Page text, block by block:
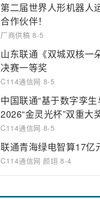
第二届世界人形机器人
合作伙伴！
厂商供稿 8-5
山东联通《双城双核一
决赛一等奖
C114通信网 8-5
中国联通“基于数字孪
2026“金灵光杯”双重大
C114通信网 8-5
联通青海绿电智算17亿
C114通信网 颜翊 8-4